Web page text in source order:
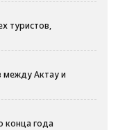
туристов,
между Актау и
конца года